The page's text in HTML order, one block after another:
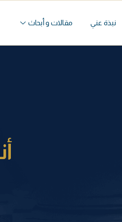
نبذة عني مقالات و أبحاث